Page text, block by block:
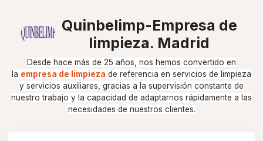
Quinbelimp-Empresa de
limpieza. Madrid
Desde hace más de 25 años, nos hemos convertido en
la empresa de limpieza de referencia en servicios de limpieza
y servicios auxiliares, gracias a la supervisión constante de
nuestro trabajo y la capacidad de adaptarnos rápidamente a las
necesidades de nuestros clientes.